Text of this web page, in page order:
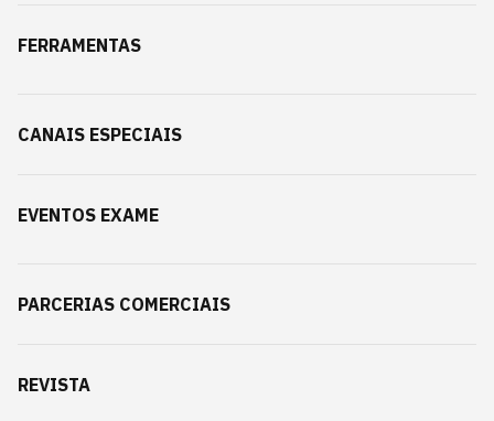
FERRAMENTAS
CANAIS ESPECIAIS
EVENTOS EXAME
PARCERIAS COMERCIAIS
REVISTA